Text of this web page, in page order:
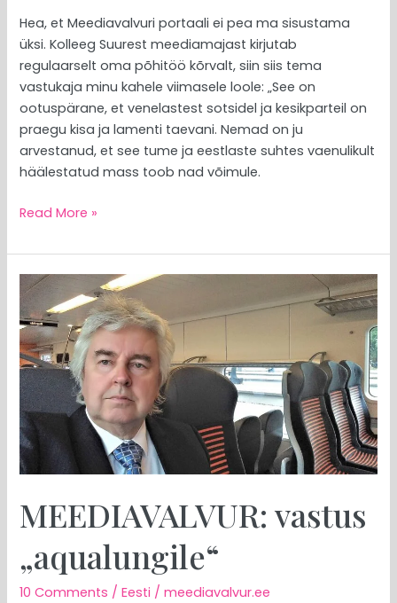
Hea, et Meediavalvuri portaali ei pea ma sisustama
üksi. Kolleeg Suurest meediamajast kirjutab
regulaarselt oma põhitöö kõrvalt, siin siis tema
vastukaja minu kahele viimasele loole: „See on
ootuspärane, et venelastest sotsidel ja kesikparteil on
praegu kisa ja lamenti taevani. Nemad on ju
arvestanud, et see tume ja eestlaste suhtes vaenulikult
häälestatud mass toob nad võimule.
Read More »
MEEDIAVALVUR: vastus
„aqualungile“
10 Comments /Eesti /meediavalvur.ee
MEEDIAVALVUR:
vastus
„aqualungile“